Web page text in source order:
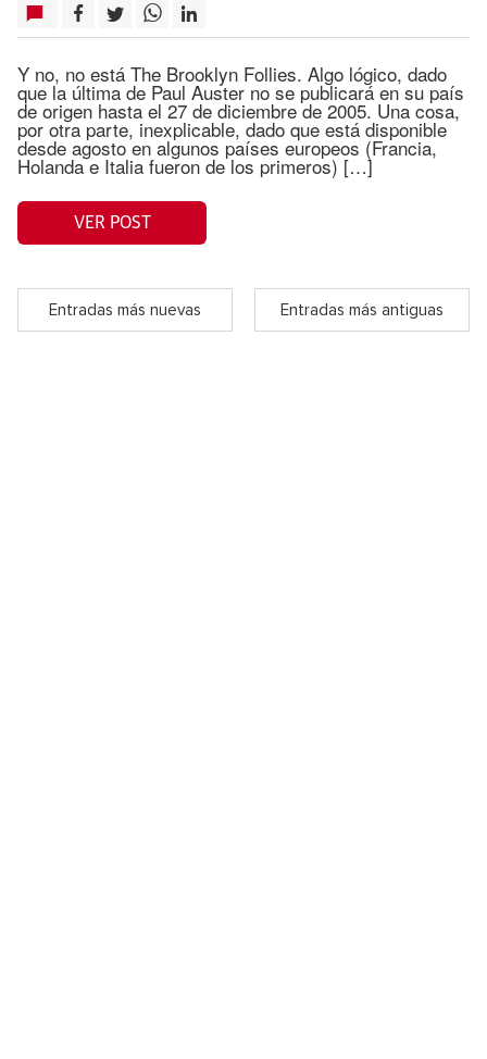
Y no, no está The Brooklyn Follies. Algo lógico, dado
que la última de Paul Auster no se publicará en su país
de origen hasta el 27 de diciembre de 2005. Una cosa,
por otra parte, inexplicable, dado que está disponible
desde agosto en algunos países europeos (Francia,
Holanda e Italia fueron de los primeros) […]
VER POST
Entradas más nuevas Entradas más antiguas